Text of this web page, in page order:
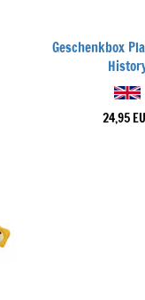
Geschenkbox
24,95